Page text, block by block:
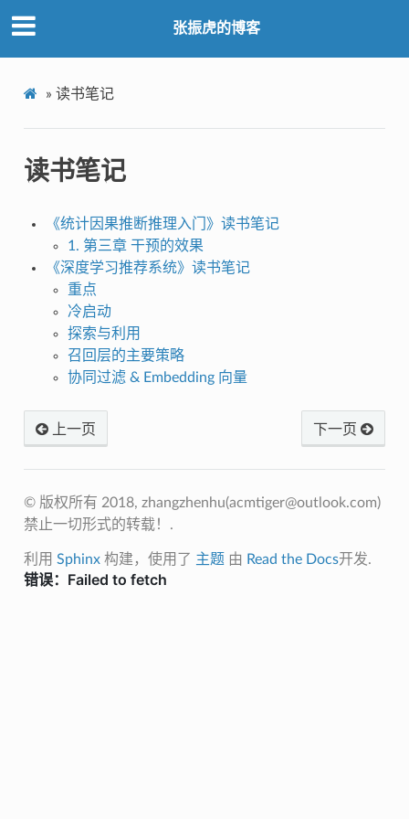
张振虎的博客
» 读书笔记
读书笔记
《统计因果推断推理入门》读书笔记
1. 第三章 干预的效果
《深度学习推荐系统》读书笔记
重点
冷启动
探索与利用
召回层的主要策略
协同过滤 & Embedding 向量
下一页
上一页
© 版权所有 2018, zhangzhenhu(acmtiger@outlook.com)
禁止一切形式的转载！.
利用 Sphinx构建，使用了 主题 由 Read the Docs开发.